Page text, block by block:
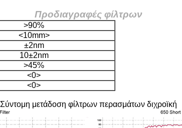
Προδιαγραφές φίλτρων
>90%
<10mm>
±2nm
10±2nm
>45%
<0>
<0>
Σύντομη μετάδοση φίλτρων περασμάτων διχροϊκή